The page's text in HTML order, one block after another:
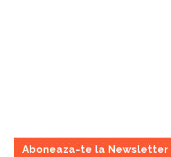
Aboneaza-te la Newsletter